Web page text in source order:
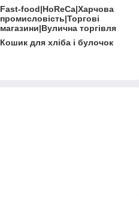
Fast-food|HoReCa|Харчова
промисловість|Торгові
магазини|Вулична торгівля
Кошик для хліба і булочок